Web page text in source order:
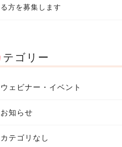
る方を募集します
カテゴリー
ウェビナー・イベント
お知らせ
カテゴリなし